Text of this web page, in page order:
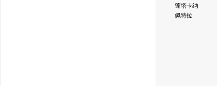
蓬塔卡纳
佩特拉